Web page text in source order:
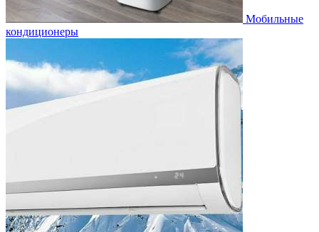
Мобильные
кондиционеры